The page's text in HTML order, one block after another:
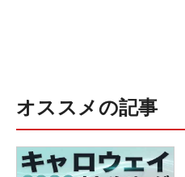
オススメの記事